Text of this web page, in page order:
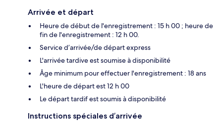
Arrivée et départ
Heure de début de l'enregistrement : 15 h 00 ; heure de
fin de l'enregistrement : 12 h 00.
Service d’arrivée/de départ express
L'arrivée tardive est soumise à disponibilité
Âge minimum pour effectuer l'enregistrement : 18 ans
L'heure de départ est 12 h 00
Le départ tardif est soumis à disponibilité
Instructions spéciales d’arrivée